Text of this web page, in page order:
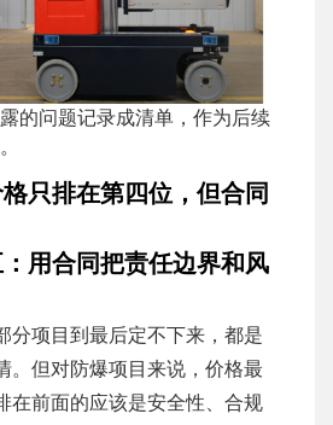
的问题记录成清单，作为后续
只排在第四位，但合同
用合同把责任边界和风
分项目到最后定不下来，都是
。但对防爆项目来说，价格最
在前面的应该是安全性、合规